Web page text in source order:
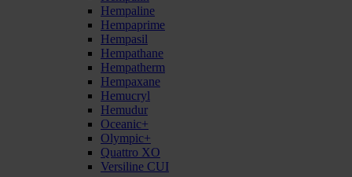
Hempaline
Hempaprime
Hempasil
Hempathane
Hempatherm
Hempaxane
Hemucryl
Hemudur
Oceanic+
Olympic+
Quattro XO
Versiline CUI